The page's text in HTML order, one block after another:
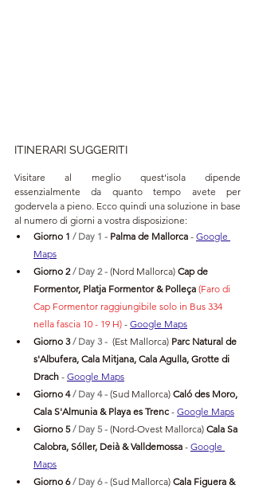
ITINERARI SUGGERITI
Visitare al meglio quest'isola dipende
essenzialmente da quanto tempo avete per
godervela a pieno. Ecco quindi una soluzione in base
al numero di giorni a vostra disposizione:
Giorno 1 / Day 1 - Palma de Mallorca - Google
Maps
Giorno 2 / Day 2 - (Nord Mallorca) Cap de
Formentor, Platja Formentor & Polleça (Faro di
Cap Formentor raggiungibile solo in Bus 334
nella fascia 10 - 19 H) - Google Maps
Giorno 3 / Day 3 - (Est Mallorca) Parc Natural de
s'Albufera, Cala Mitjana, Cala Agulla, Grotte di
Drach - Google Maps
Giorno 4 / Day 4 - (Sud Mallorca) Caló des Moro,
Cala S'Almunia & Playa es Trenc - Google Maps
Giorno 5 / Day 5 - (Nord-Ovest Mallorca) Cala Sa
Calobra, Sóller, Deià & Valldemossa - Google
Maps
Giorno 6 / Day 6 - (Sud Mallorca) Cala Figuera &